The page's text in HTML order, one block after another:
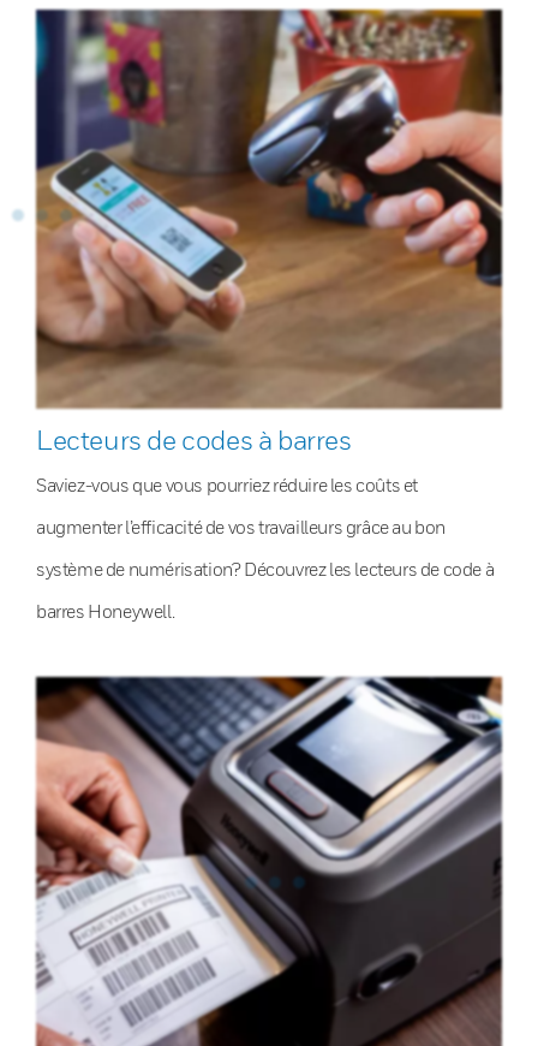
Lecteurs de codes à barres
Saviez-vous que vous pourriez réduire les coûts et
augmenter l’efficacité de vos travailleurs grâce au bon
système de numérisation? Découvrez les lecteurs de code à
barres Honeywell.